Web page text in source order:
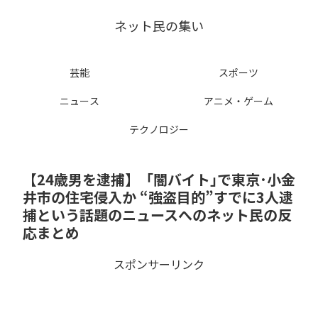
ネット民の集い
芸能
スポーツ
ニュース
アニメ・ゲーム
テクノロジー
【24歳男を逮捕】「闇バイト｣で東京･小金
井市の住宅侵入か “強盗目的”すでに3人逮
捕という話題のニュースへのネット民の反
応まとめ
スポンサーリンク